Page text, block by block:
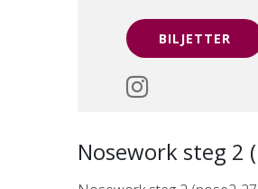
Nosework steg 2